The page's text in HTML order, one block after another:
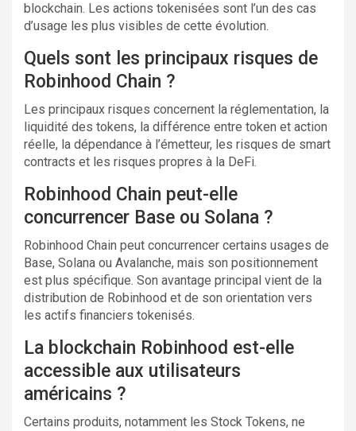
blockchain. Les actions tokenisées sont l’un des cas
d’usage les plus visibles de cette évolution.
Quels sont les principaux risques de
Robinhood Chain ?
Les principaux risques concernent la réglementation, la
liquidité des tokens, la différence entre token et action
réelle, la dépendance à l’émetteur, les risques de smart
contracts et les risques propres à la DeFi.
Robinhood Chain peut-elle
concurrencer Base ou Solana ?
Robinhood Chain peut concurrencer certains usages de
Base, Solana ou Avalanche, mais son positionnement
est plus spécifique. Son avantage principal vient de la
distribution de Robinhood et de son orientation vers
les actifs financiers tokenisés.
La blockchain Robinhood est-elle
accessible aux utilisateurs
américains ?
Certains produits, notamment les Stock Tokens, ne